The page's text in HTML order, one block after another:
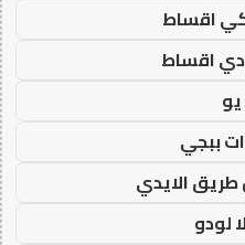
اقساط
اقساط
ببجي
الايدي
لودو